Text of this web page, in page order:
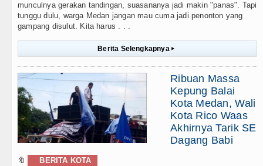
munculnya gerakan tandingan, suasananya jadi makin "panas". Tapi
tunggu dulu, warga Medan jangan mau cuma jadi penonton yang
gampang disulut. Kita harus . . .
Berita Selengkapnya ▸
Ribuan Massa
Kepung Balai
Kota Medan, Wali
Kota Rico Waas
Akhirnya Tarik SE
Dagang Babi
🔖 BERITA KOTA